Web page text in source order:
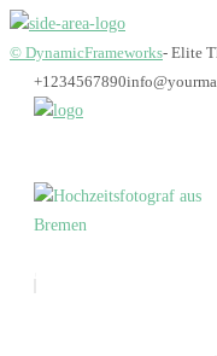
© DynamicFrameworks- Elite
+1234567890